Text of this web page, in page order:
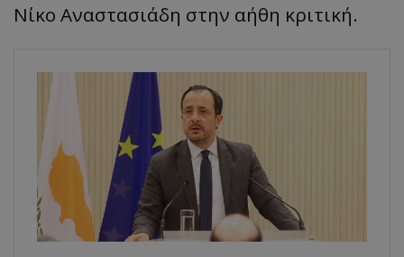
Νίκο Αναστασιάδη στην αήθη κριτική.